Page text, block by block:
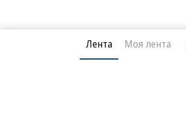
Лента Моя лента